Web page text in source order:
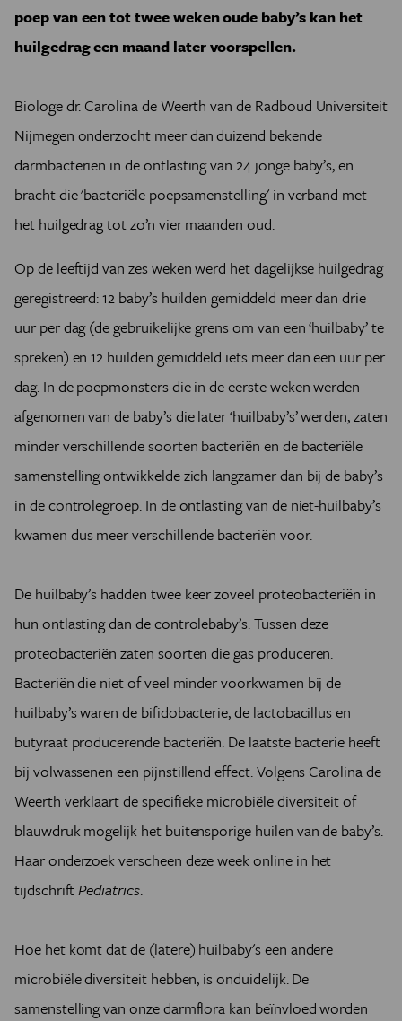
poep van een tot twee weken oude baby’s kan het
huilgedrag een maand later voorspellen.
Biologe dr. Carolina de Weerth van de Radboud Universiteit
Nijmegen onderzocht meer dan duizend bekende
darmbacteriën in de ontlasting van 24 jonge baby’s, en
bracht die 'bacteriële poepsamenstelling' in verband met
het huilgedrag tot zo’n vier maanden oud.
Op de leeftijd van zes weken werd het dagelijkse huilgedrag
geregistreerd: 12 baby’s huilden gemiddeld meer dan drie
uur per dag (de gebruikelijke grens om van een ‘huilbaby’ te
spreken) en 12 huilden gemiddeld iets meer dan een uur per
dag. In de poepmonsters die in de eerste weken werden
afgenomen van de baby’s die later ‘huilbaby’s’ werden, zaten
minder verschillende soorten bacteriën en de bacteriële
samenstelling ontwikkelde zich langzamer dan bij de baby’s
in de controlegroep. In de ontlasting van de niet-huilbaby’s
kwamen dus meer verschillende bacteriën voor.
De huilbaby’s hadden twee keer zoveel proteobacteriën in
hun ontlasting dan de controlebaby’s. Tussen deze
proteobacteriën zaten soorten die gas produceren.
Bacteriën die niet of veel minder voorkwamen bij de
huilbaby’s waren de bifidobacterie, de lactobacillus en
butyraat producerende bacteriën. De laatste bacterie heeft
bij volwassenen een pijnstillend effect. Volgens Carolina de
Weerth verklaart de specifieke microbiële diversiteit of
blauwdruk mogelijk het buitensporige huilen van de baby’s.
Haar onderzoek verscheen deze week online in het
tijdschriftPediatrics.
Hoe het komt dat de (latere) huilbaby's een andere
microbiële diversiteit hebben, is onduidelijk. De
samenstelling van onze darmflora kan beïnvloed worden